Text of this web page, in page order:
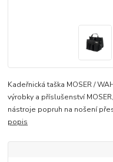
Kadeřnická taška MOSER /
výrobky a příslušenství
nástroje popruh na nošení
popis